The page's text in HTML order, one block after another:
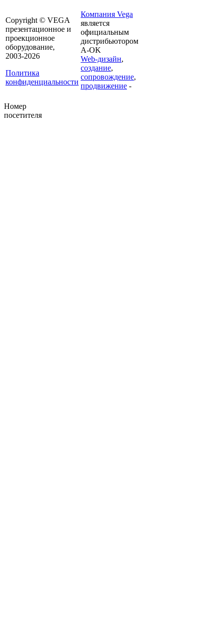
Copyright © VEGA
презентационное и
проекционное
оборудование,
2003-2026
Политика
конфиденциальности
Компания Vega
является
официальным
дистрибьютором
A-OK
Web-дизайн,
создание,
сопровождение,
продвижение -
Номер
посетителя